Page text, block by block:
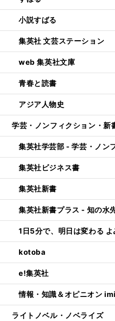
小説すばる
集英社 文芸ステーション
web 集英社文庫
青春と読書
アジア人物史
学芸・ノンフィクション・新
集英社学芸部 - 学芸・ノン
集英社ビジネス書
集英社新書
集英社新書プラス - 知の水
1日5分で、明日は変わる
kotoba
e!集英社
情報・知識＆オピニオン
ライトノベル・ノベライズ